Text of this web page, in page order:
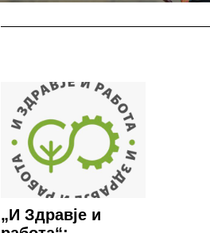
„И Здравје и